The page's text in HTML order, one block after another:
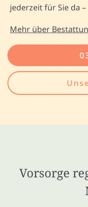
jederzeit für Sie da
Mehr über
Vorsorge